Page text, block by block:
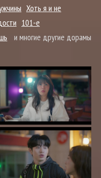
Хоть я и не
101-е
и многие другие дорамы